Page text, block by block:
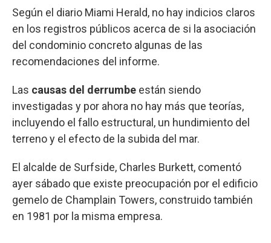
Según el diario Miami Herald, no hay indicios claros
en los registros públicos acerca de si la asociación
del condominio concreto algunas de las
recomendaciones del informe.
Las causas del derrumbe están siendo
investigadas y por ahora no hay más que teorías,
incluyendo el fallo estructural, un hundimiento del
terreno y el efecto de la subida del mar.
El alcalde de Surfside, Charles Burkett, comentó
ayer sábado que existe preocupación por el edificio
gemelo de Champlain Towers, construido también
en 1981 por la misma empresa.